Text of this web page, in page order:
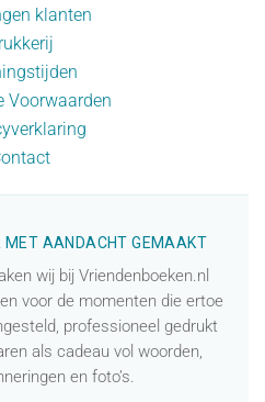
klanten
Voorwaarden
AANDACHT GEMAAKT
wij bij Vriendenboeken.nl
voor de momenten die ertoe
professioneel gedrukt
als cadeau vol woorden,
en foto’s.